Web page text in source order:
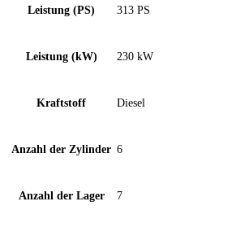
Leistung (PS) 313 PS
Leistung (kW) 230 kW
Kraftstoff Diesel
Anzahl der Zylinder 6
Anzahl der Lager 7